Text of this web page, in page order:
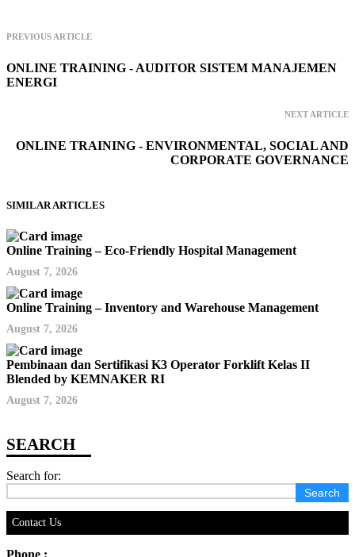
PREVIOUS ARTICLE
ONLINE TRAINING - AUDITOR SISTEM MANAJEMEN
ENERGI
NEXT ARTICLE
ONLINE TRAINING - ENVIRONMENTAL, SOCIAL AND
CORPORATE GOVERNANCE
SIMILAR ARTICLES
Online Training – Eco-Friendly Hospital Management
August 7, 2026
Online Training – Inventory and Warehouse Management
August 7, 2026
Pembinaan dan Sertifikasi K3 Operator Forklift Kelas II
Blended by KEMNAKER RI
August 7, 2026
Search for:
Contact Us
Phone :